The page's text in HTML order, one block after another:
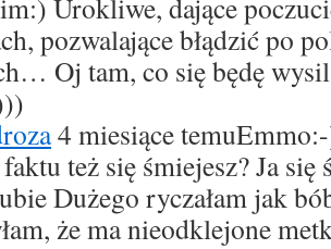
Urokliwe, dające
pozwalające błądzić po
Oj tam, co się będę
4 miesiące temu
też się śmiejesz? Ja się
Dużego ryczałam jak
że ma nieodklejone